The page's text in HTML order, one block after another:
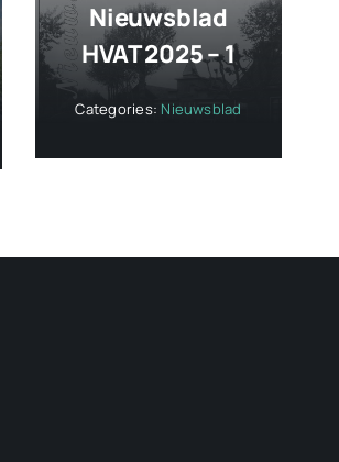
Nieuwsblad
HVAT 2025 – 1
Categories: Nieuwsblad